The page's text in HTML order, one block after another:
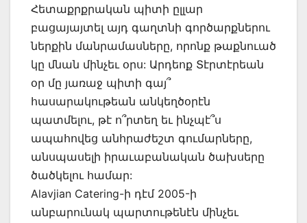
Հետաքրքրական պիտի ըլլար
բացայայտել այդ գաղտնի գործարքներու
ներքին մանրամասները, որոնք թաքնուած
կը մնան մինչեւ օրս: Արդեոք Տէրտէրեան
օր մը յառաջ պիտի գայ՞
հասարակութեան անկեղծօրէն
պատմելու, թէ ո՞րտեղ եւ ինչպէ՞ս
ապահովեց անհրաժեշտ գումարները,
անսպասելի իրաւաբանական ծախսերը
ծածկելու համար:
Alavjian Catering-ի դէմ 2005-ի
անբարունակ պարտութենէն մինչեւ